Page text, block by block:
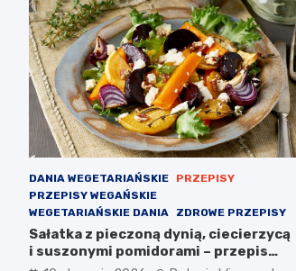
DANIA WEGETARIAŃSKIE
PRZEPISY
PRZEPISY WEGAŃSKIE
WEGETARIAŃSKIE DANIA
ZDROWE PRZEPISY
Sałatka z pieczoną dynią, ciecierzycą
i suszonymi pomidorami – przepis